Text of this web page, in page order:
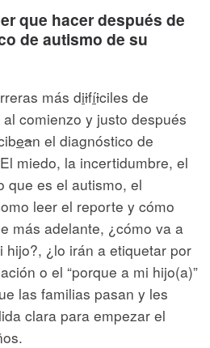
que hacer después de
de autismo de su
más diifíiciles de
comienzo y justo después
ean el diagnóstico de
miedo, la incertidumbre, el
que es el autismo, el
leer el reporte y cómo
más adelante, ¿cómo va a
hijo?, ¿lo irán a etiquetar por
o el “porque a mi hijo(a)”
las familias pasan y les
clara para empezar el